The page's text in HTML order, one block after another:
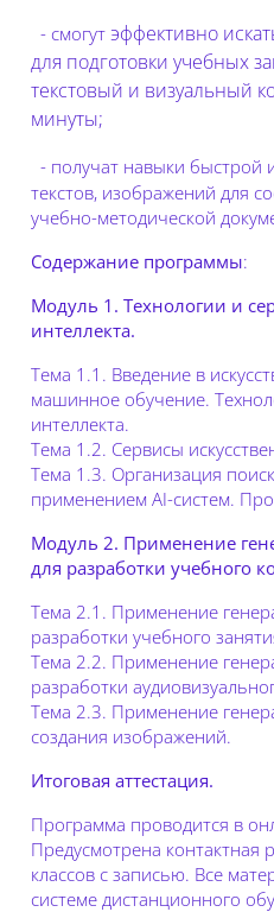
- смогут эффективно
для подготовки учебных
текстовый и визуальный
минуты;
- получат навыки быстрой
текстов, изображений для
учебно-методической
Содержание программы:
Модуль 1. Технологии и
интеллекта.
Тема 1.1. Введение в
машинное обучение.
интеллекта.
Тема 1.2. Сервисы
Тема 1.3. Организация
применением AI-систем.
Модуль 2. Применение
для разработки учебного
Тема 2.1. Применение
разработки учебного
Тема 2.2. Применение
разработки
Тема 2.3. Применение
создания изображений.
Итоговая аттестация.
Программа проводится в
Предусмотрена контактная
классов с записью. Все
системе дистанционного